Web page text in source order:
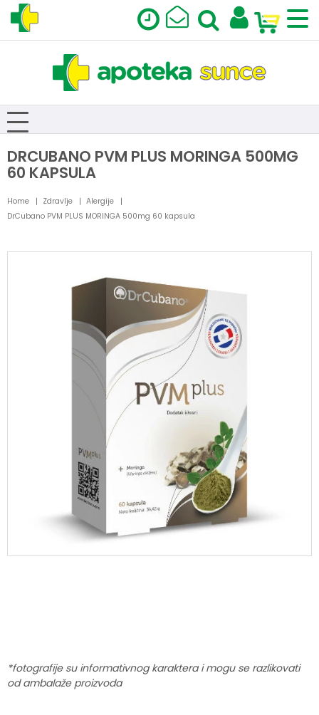
DRCUBANO PVM PLUS MORINGA 500MG
60 KAPSULA
Home Zdravlje
Alergije
DrCubano PVM PLUS MORINGA 500mg 60 kapsula
*fotografije su informativnog karaktera i mogu se razlikovati
od ambalaže proizvoda